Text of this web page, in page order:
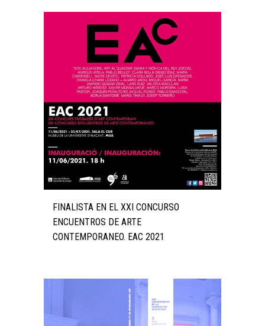
FINALISTA EN EL XXI CONCURSO
ENCUENTROS DE ARTE
CONTEMPORANEO. EAC 2021